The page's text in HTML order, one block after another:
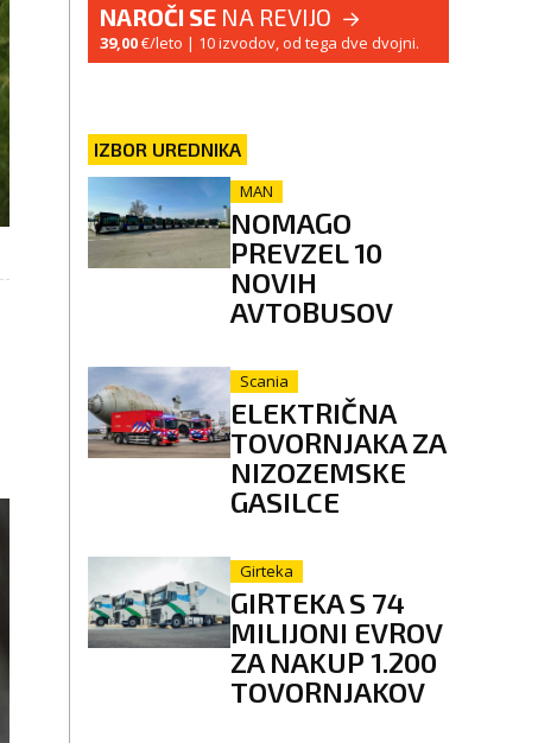
NAROČI SE NA REVIJO
39,00€/leto | 10 izvodov, od tega dve dvojni.
IZBOR UREDNIKA
MAN
NOMAGO
PREVZEL 10
NOVIH
AVTOBUSOV
Scania
ELEKTRIČNA
TOVORNJAKA ZA
NIZOZEMSKE
GASILCE
Girteka
GIRTEKA S 74
MILIJONI EVROV
ZA NAKUP 1.200
TOVORNJAKOV